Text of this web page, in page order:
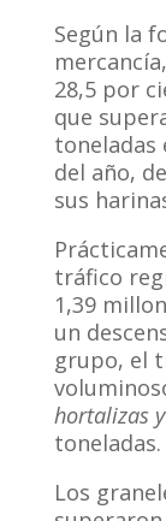
Según la
28,5 por
que
toneladas
del año,
sus
tráfico
1,39
un
grupo, el
hortalizas
toneladas.
Los